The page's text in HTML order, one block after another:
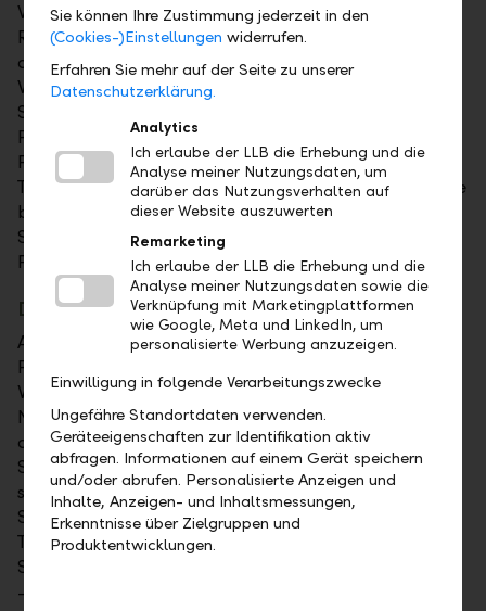
Wie sieht es eigentlich in den Katakomben des
Rheinpark Stadions aus? Wie fühlt es sich an, durch
den Spielertunnel auf das Hauptfeld einzulaufen?
Warum gibt es auf der Tribüne auch gepolsterte
Sitze? Und vor allem: Wie verbringen die Spieler des
FC Vaduz ihre Freizeit? Nachdem die jungen
Fussballfans am Empfang mit Trikots und
Trinkflaschen ausgerüstet worden waren, erhielten sie
bei einer spannenden Führung durch das Rheinpark
Stadion Antworten auf diese und viele weitere
Fragen.
Dribbeln mit den Profis des FC Vaduz
Anschliessend ging es richtig los: An fünf verschieden
Posten trainierten die Kinder mit den Profis des FC
Vaduz. Mit Begeisterung übten die
Nachwuchsfussballer Tore schiessen, Pässe spielen,
dribbeln, jonglieren und vieles mehr. Mit Spiel und
Spass sorgten die FC Vaduz-Spieler dabei für
strahlende Augen bei den Kindern.
Selbstverständlich konnten die Kinder nach dem
Training und einem Gruppenfoto mit den FCV-
Spielern bei ihren Stars noch Autogramme abholen
– egal ob auf Trikots, Postern oder sogar auf den
Sie können Ihre Zustimmung jederzeit in den
(Cookies-)Einstellungen widerrufen.
Erfahren Sie mehr auf der Seite zu unserer
Datenschutzerklärung.
Analytics
Ich erlaube der LLB die Erhebung und die
Analyse meiner Nutzungsdaten, um
darüber das Nutzungsverhalten auf
dieser Website auszuwerten
Remarketing
Ich erlaube der LLB die Erhebung und die
Analyse meiner Nutzungsdaten sowie die
Verknüpfung mit Marketingplattformen
wie Google, Meta und LinkedIn, um
personalisierte Werbung anzuzeigen.
Einwilligung in folgende Verarbeitungszwecke
Ungefähre Standortdaten verwenden.
Geräteeigenschaften zur Identifikation aktiv
abfragen. Informationen auf einem Gerät speichern
und/oder abrufen. Personalisierte Anzeigen und
Inhalte, Anzeigen- und Inhaltsmessungen,
Erkenntnisse über Zielgruppen und
Produktentwicklungen.